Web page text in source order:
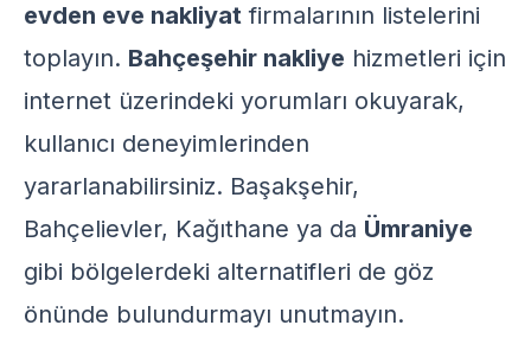
evden eve nakliyat firmalarının listelerini
toplayın. Bahçeşehir nakliye hizmetleri için
internet üzerindeki yorumları okuyarak,
kullanıcı deneyimlerinden
yararlanabilirsiniz. Başakşehir,
Bahçelievler, Kağıthane ya da Ümraniye
gibi bölgelerdeki alternatifleri de göz
önünde bulundurmayı unutmayın.